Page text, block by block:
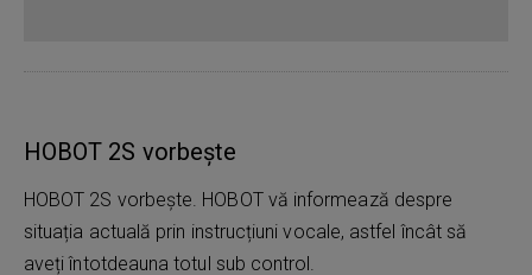
HOBOT 2S vorbește
HOBOT 2S vorbește. HOBOT vă informează despre
situația actuală prin instrucțiuni vocale, astfel încât să
aveți întotdeauna totul sub control.